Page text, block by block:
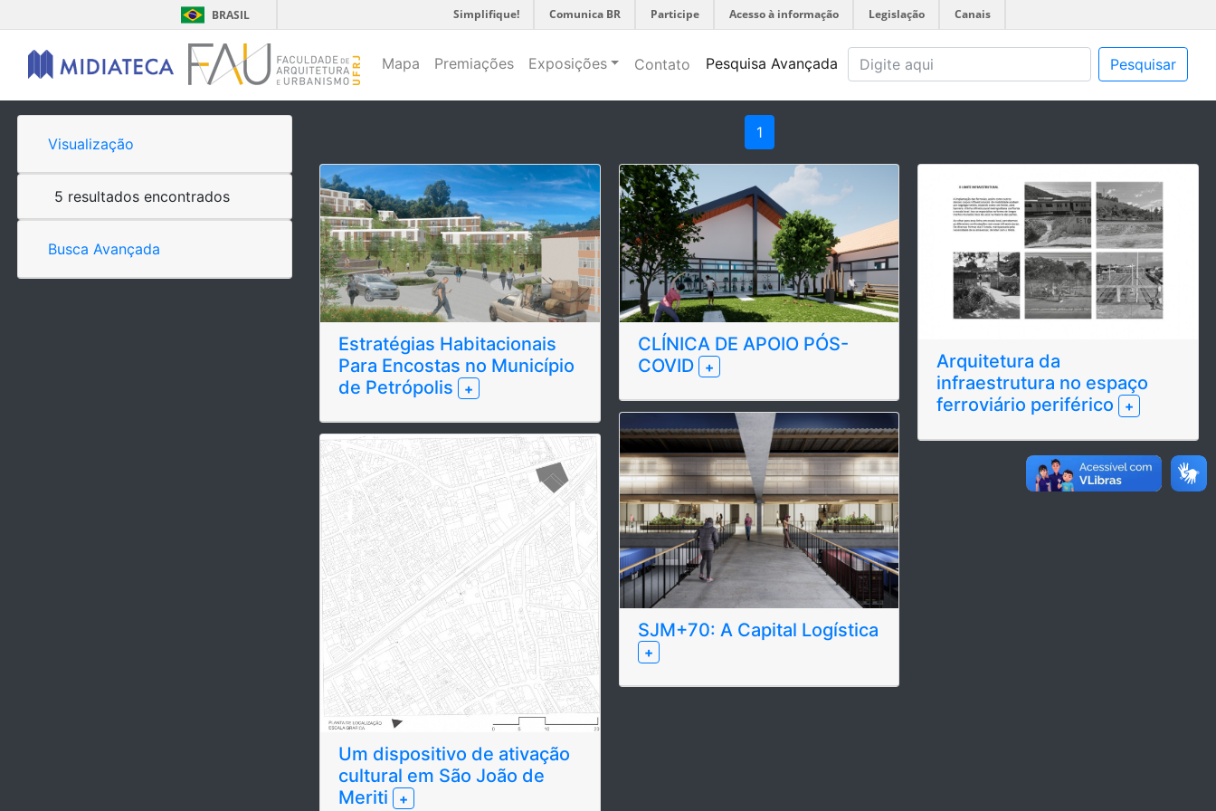
BRASIL Simplifique! Comunica BR Participe Acesso à informação Legislação Canais
Mapa Premiações Exposições Contato Pesquisa Avançada Pesquisar
Visualização
5 resultados encontrados
Busca Avançada
1
Estratégias Habitacionais
Para Encostas no Município
de Petrópolis
+
Um dispositivo de ativação
cultural em São João de
Meriti
+
CLÍNICA DE APOIO PÓS-
COVID
+
SJM+70: A Capital Logística
+
Arquitetura da
infraestrutura no espaço
ferroviário periférico +